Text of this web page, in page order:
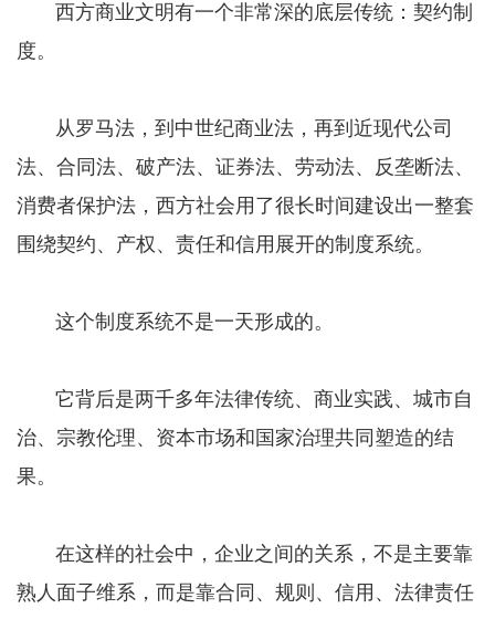
西方商业文明有一个非常深的底层传统：契约制
度。
从罗马法，到中世纪商业法，再到近现代公司
法、合同法、破产法、证券法、劳动法、反垄断法、
消费者保护法，西方社会用了很长时间建设出一整套
围绕契约、产权、责任和信用展开的制度系统。
这个制度系统不是一天形成的。
它背后是两千多年法律传统、商业实践、城市自
治、宗教伦理、资本市场和国家治理共同塑造的结
果。
在这样的社会中，企业之间的关系，不是主要靠
熟人面子维系，而是靠合同、规则、信用、法律责任